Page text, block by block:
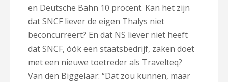
en Deutsche Bahn 10 procent. Kan het zijn
dat SNCF liever de eigen Thalys niet
beconcurreert? En dat NS liever niet heeft
dat SNCF, óók een staatsbedrijf, zaken doet
met een nieuwe toetreder als Travelteq?
Van den Biggelaar: “Dat zou kunnen, maar